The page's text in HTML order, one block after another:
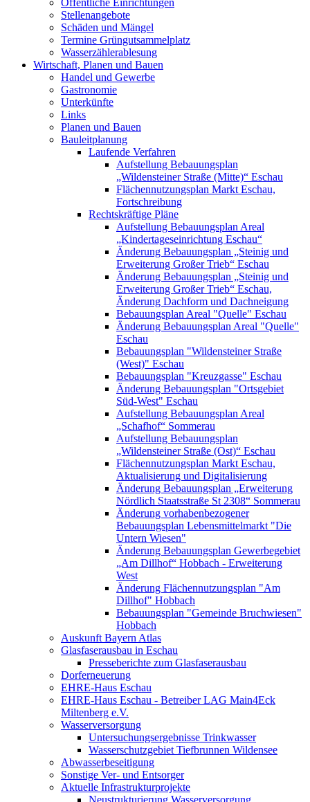
Öffentliche Einrichtungen
Stellenangebote
Schäden und Mängel
Termine Grüngutsammelplatz
Wasserzählerablesung
Wirtschaft, Planen und Bauen
Handel und Gewerbe
Gastronomie
Unterkünfte
Links
Planen und Bauen
Bauleitplanung
Laufende Verfahren
Aufstellung Bebauungsplan
„Wildensteiner Straße (Mitte)“ Eschau
Flächennutzungsplan Markt Eschau,
Fortschreibung
Rechtskräftige Pläne
Aufstellung Bebauungsplan Areal
„Kindertageseinrichtung Eschau“
Änderung Bebauungsplan „Steinig und
Erweiterung Großer Trieb“ Eschau
Änderung Bebauungsplan „Steinig und
Erweiterung Großer Trieb“ Eschau,
Änderung Dachform und Dachneigung
Bebauungsplan Areal "Quelle" Eschau
Änderung Bebauungsplan Areal "Quelle"
Eschau
Bebauungsplan "Wildensteiner Straße
(West)" Eschau
Bebauungsplan "Kreuzgasse" Eschau
Änderung Bebauungsplan "Ortsgebiet
Süd-West" Eschau
Aufstellung Bebauungsplan Areal
„Schafhof“ Sommerau
Aufstellung Bebauungsplan
„Wildensteiner Straße (Ost)“ Eschau
Flächennutzungsplan Markt Eschau,
Aktualisierung und Digitalisierung
Änderung Bebauungsplan „Erweiterung
Nördlich Staatsstraße St 2308“ Sommerau
Änderung vorhabenbezogener
Bebauungsplan Lebensmittelmarkt "Die
Untern Wiesen"
Änderung Bebauungsplan Gewerbegebiet
„Am Dillhof“ Hobbach - Erweiterung
West
Änderung Flächennutzungsplan "Am
Dillhof" Hobbach
Bebauungsplan "Gemeinde Bruchwiesen"
Hobbach
Auskunft Bayern Atlas
Glasfaserausbau in Eschau
Presseberichte zum Glasfaserausbau
Dorferneuerung
EHRE-Haus Eschau
EHRE-Haus Eschau - Betreiber LAG Main4Eck
Miltenberg e.V.
Wasserversorgung
Untersuchungsergebnisse Trinkwasser
Wasserschutzgebiet Tiefbrunnen Wildensee
Abwasserbeseitigung
Sonstige Ver- und Entsorger
Aktuelle Infrastrukturprojekte
Neustrukturierung Wasserversorgung